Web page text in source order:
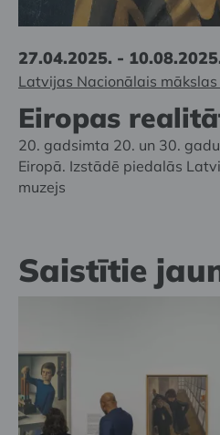
27.04.2025. -
Latvijas Nacionālais mākslas
Eiropas
20. gadsimta 20. un 30.
Eiropā. Izstādē piedalās
muzejs
Saistītie